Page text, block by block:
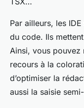
Par ailleurs, les
du code. Ils
Ainsi, vous pouvez
recours à la
d’optimiser la
aussi la saisie